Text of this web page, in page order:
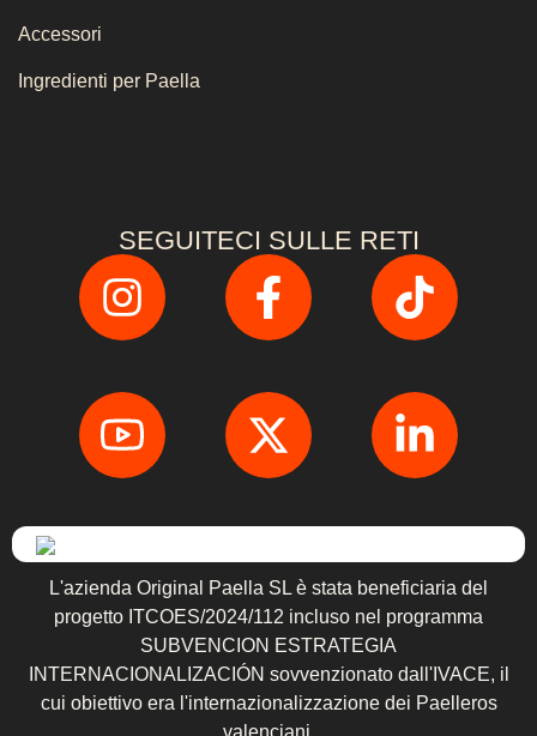
Accessori
Ingredienti per Paella
SEGUITECI SULLE RETI
L'azienda Original Paella SL è stata beneficiaria del
progetto ITCOES/2024/112 incluso nel programma
SUBVENCION ESTRATEGIA
INTERNACIONALIZACIÓN sovvenzionato dall'IVACE, il
cui obiettivo era l'internazionalizzazione dei Paelleros